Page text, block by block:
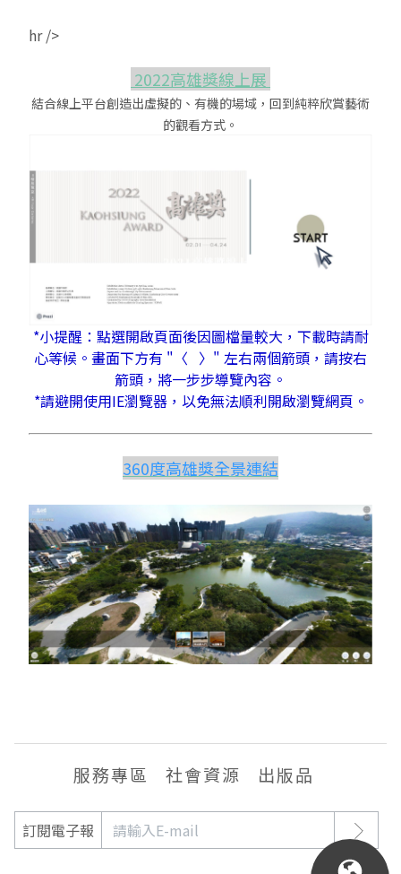
hr />
2022高雄獎線上展
結合線上平台創造出虛擬的、有機的場域，回到純粹欣賞藝術
的觀看方式。
*小提醒：點選開啟頁面後因圖檔量較大，下載時請耐
心等候。畫面下方有 "〈 〉" 左右兩個箭頭，請按右
箭頭，將一步步導覽內容。
*請避開使用IE瀏覽器，以免無法順利開啟瀏覽網頁。
360度高雄獎全景連結
服務專區 社會資源 出版品
訂閱電子報